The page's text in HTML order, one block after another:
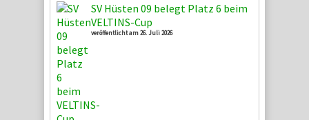
SV Hüsten 09 belegt Platz 6 beim
VELTINS-Cup
veröffentlicht am 26. Juli 2026